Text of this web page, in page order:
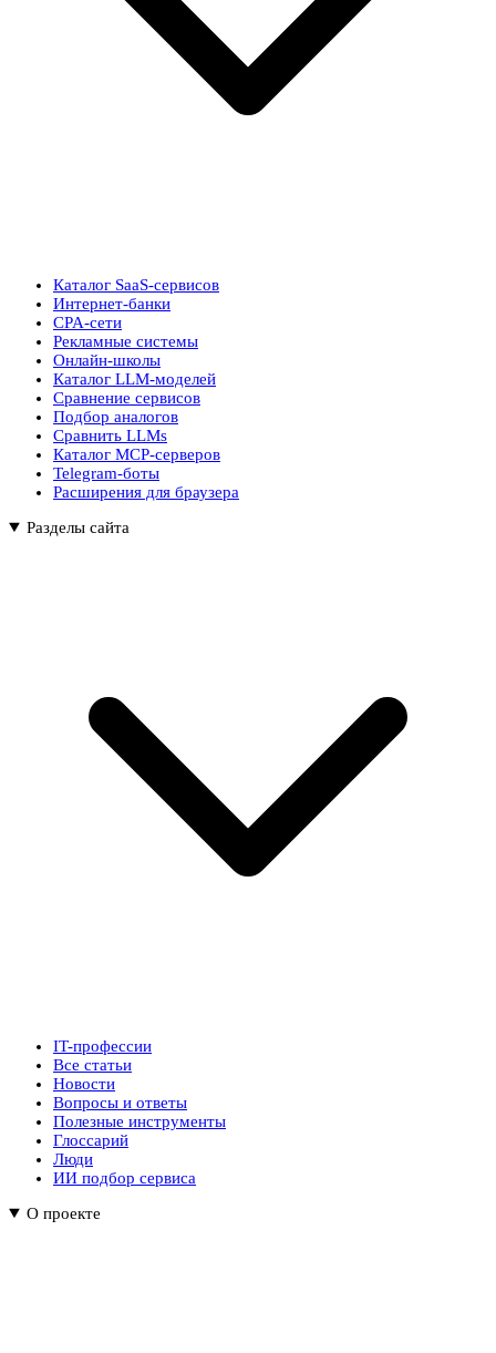
Каталог SaaS-сервисов
Интернет-банки
CPA-сети
Рекламные системы
Онлайн-школы
Каталог LLM-моделей
Сравнение сервисов
Подбор аналогов
Сравнить LLMs
Каталог MCP-серверов
Telegram-боты
Расширения для браузера
Разделы сайта
IT-профессии
Все статьи
Новости
Вопросы и ответы
Полезные инструменты
Глоссарий
Люди
ИИ подбор сервиса
О проекте